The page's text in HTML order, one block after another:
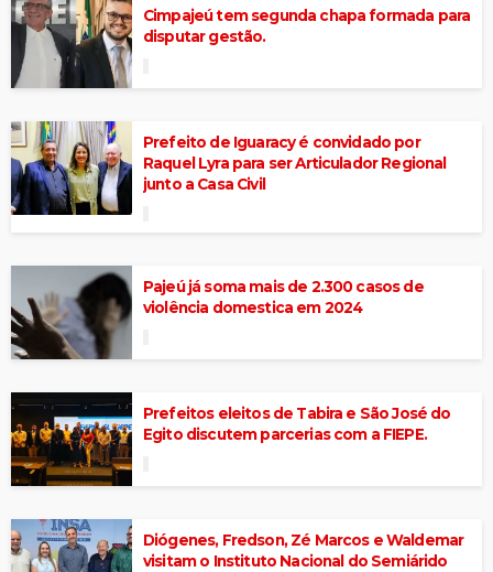
Cimpajeú tem segunda chapa formada para
disputar gestão.
Prefeito de Iguaracy é convidado por
Raquel Lyra para ser Articulador Regional
junto a Casa Civil
Pajeú já soma mais de 2.300 casos de
violência domestica em 2024
Prefeitos eleitos de Tabira e São José do
Egito discutem parcerias com a FIEPE.
Diógenes, Fredson, Zé Marcos e Waldemar
visitam o Instituto Nacional do Semiárido